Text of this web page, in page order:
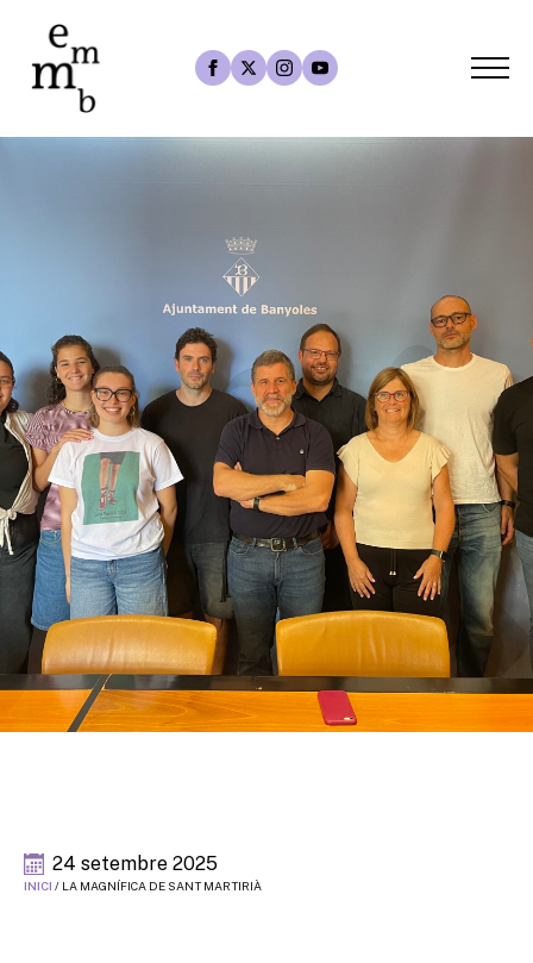
24 setembre 2025
INICI / LA MAGNÍFICA DE SANT MARTIRIÀ